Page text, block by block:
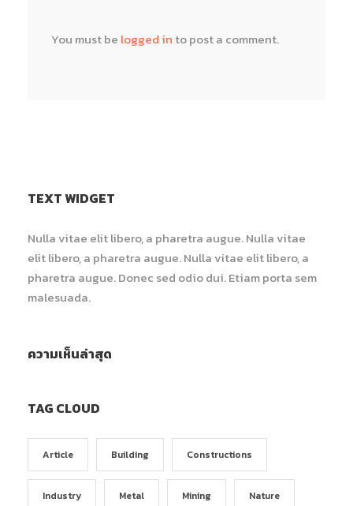
You must be logged in to post a comment.
TEXT WIDGET
Nulla vitae elit libero, a pharetra augue. Nulla vitae
elit libero, a pharetra augue. Nulla vitae elit libero, a
pharetra augue. Donec sed odio dui. Etiam porta sem
malesuada.
ความเห็นล่าสุด
TAG CLOUD
Article Building Constructions
Industry Metal Mining Nature